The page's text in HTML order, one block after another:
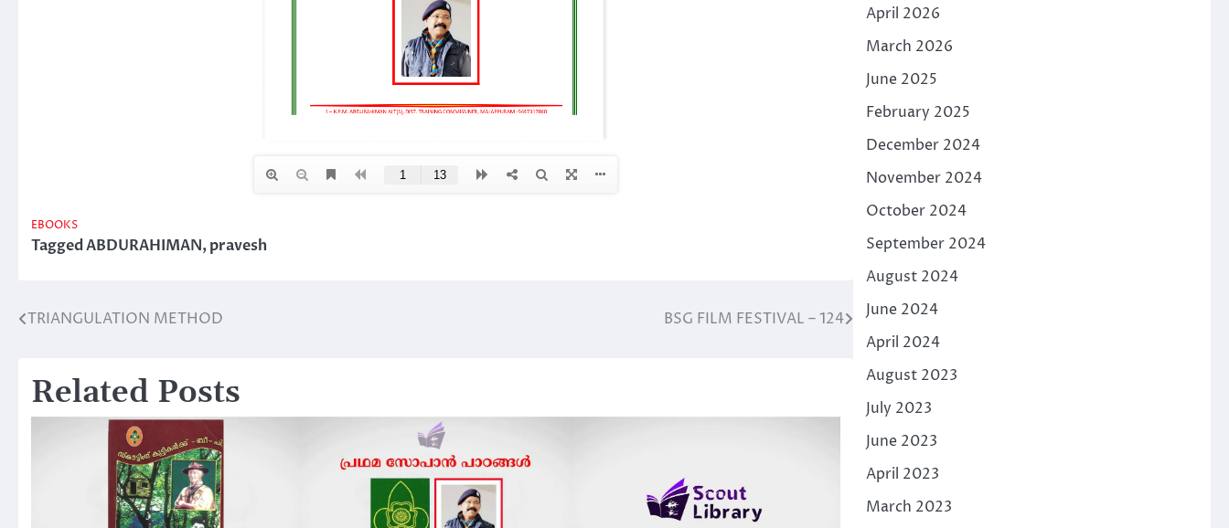
EBOOKS
TaggedABDURAHIMAN,pravesh
Post
TRIANGULATION METHOD BSG FILM FESTIVAL – 124
Related Posts
April 2026
March 2026
June 2025
February 2025
December 2024
November 2024
October 2024
September 2024
August 2024
June 2024
April 2024
August 2023
July 2023
June 2023
April 2023
March 2023